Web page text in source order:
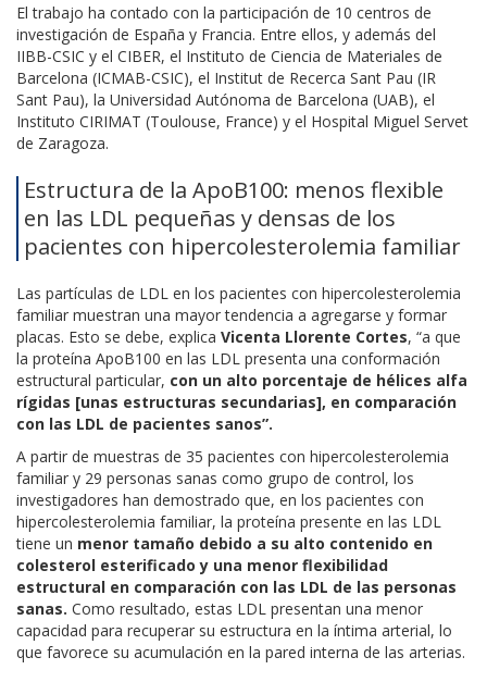
El trabajo ha contado con la participación de 10 centros de
investigación de España y Francia. Entre ellos, y además del
IIBB-CSIC y el CIBER, el Instituto de Ciencia de Materiales de
Barcelona (ICMAB-CSIC), el Institut de Recerca Sant Pau (IR
Sant Pau), la Universidad Autónoma de Barcelona (UAB), el
Instituto CIRIMAT (Toulouse, France) y el Hospital Miguel Servet
de Zaragoza.
Estructura de la ApoB100: menos flexible
en las LDL pequeñas y densas de los
pacientes con hipercolesterolemia familiar
Las partículas de LDL en los pacientes con hipercolesterolemia
familiar muestran una mayor tendencia a agregarse y formar
placas. Esto se debe, explica Vicenta Llorente Cortes, “a que
la proteína ApoB100 en las LDL presenta una conformación
estructural particular, con un alto porcentaje de hélices alfa
rígidas [unas estructuras secundarias], en comparación
con las LDL de pacientes sanos”.
A partir de muestras de 35 pacientes con hipercolesterolemia
familiar y 29 personas sanas como grupo de control, los
investigadores han demostrado que, en los pacientes con
hipercolesterolemia familiar, la proteína presente en las LDL
tiene un menor tamaño debido a su alto contenido en
colesterol esterificado y una menor flexibilidad
estructural en comparación con las LDL de las personas
sanas. Como resultado, estas LDL presentan una menor
capacidad para recuperar su estructura en la íntima arterial, lo
que favorece su acumulación en la pared interna de las arterias.